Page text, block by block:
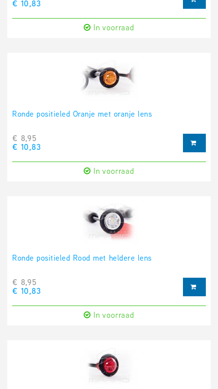
€ 10,83
In voorraad
Ronde positieled Oranje met oranje lens
€ 8,95
€ 10,83
In voorraad
Ronde positieled Rood met heldere lens
€ 8,95
€ 10,83
In voorraad